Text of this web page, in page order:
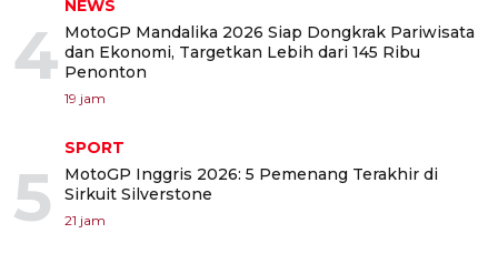
4
NEWS
MotoGP Mandalika 2026 Siap Dongkrak Pariwisata
dan Ekonomi, Targetkan Lebih dari 145 Ribu
Penonton
19 jam
5
SPORT
MotoGP Inggris 2026: 5 Pemenang Terakhir di
Sirkuit Silverstone
21 jam